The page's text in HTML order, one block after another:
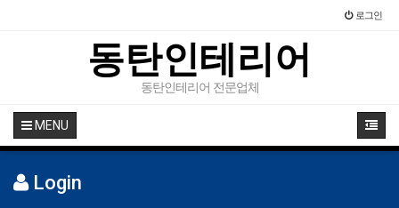
로그인
동탄인테리어
동탄인테리어 전문업체
MENU
Login